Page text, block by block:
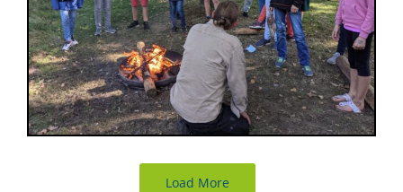
Load More